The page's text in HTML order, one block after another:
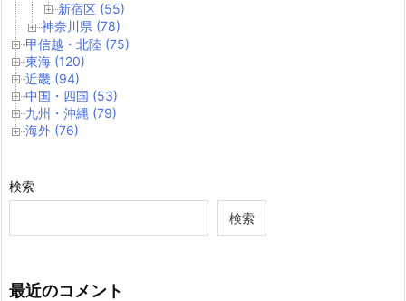
新宿区 (55)
神奈川県 (78)
甲信越・北陸 (75)
東海 (120)
近畿 (94)
中国・四国 (53)
九州・沖縄 (79)
海外 (76)
検索
検索
最近のコメント